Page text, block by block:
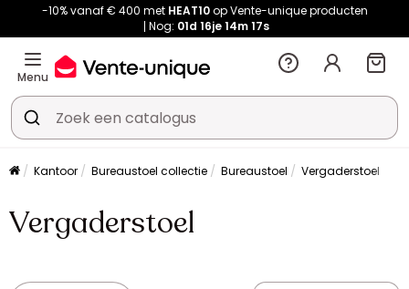
-10% vanaf € 400 met HEAT10op Vente-unique producten
Nog: 01d 16je 14m 17s
Menu
Kantoor Bureaustoel collectie Bureaustoel Vergaderstoel
Vergaderstoel